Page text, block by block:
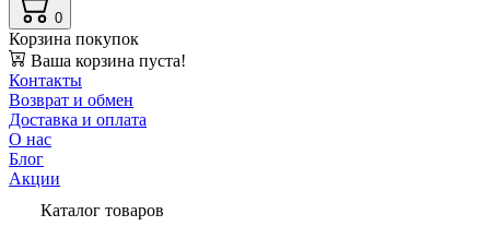
0
Корзина покупок
Ваша корзина пуста!
Контакты
Возврат и обмен
Доставка и оплата
О нас
Блог
Акции
Каталог товаров